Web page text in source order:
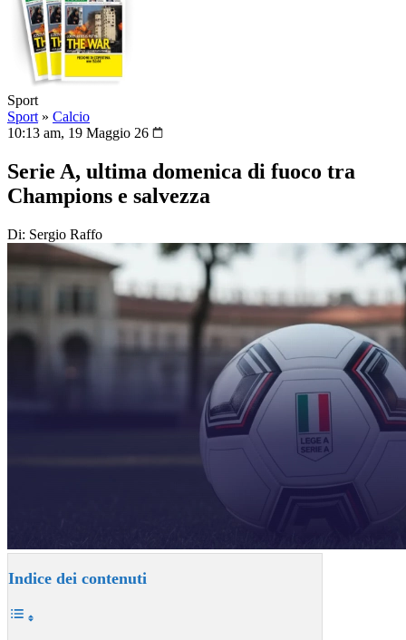
Sport
Sport » Calcio
10:13 am, 19 Maggio 26
Serie A, ultima domenica di fuoco tra
Champions e salvezza
Di: Sergio Raffo
Indice dei contenuti